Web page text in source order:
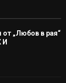
„Любов в рая“
И